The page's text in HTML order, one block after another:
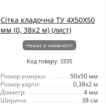
Сітка кладочна ТУ 4X50X50
мм (0, 38x2 м) (лист)
Немає в наявності
Код товару: 3335
Розмір комірки:
50x50 мм
Розмір карти:
0,38x2 м
Діаметр:
4 мм
Ширина:
38 см